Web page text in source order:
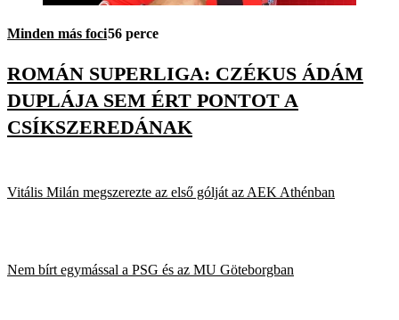
Minden más foci56 perce
ROMÁN SUPERLIGA: CZÉKUS ÁDÁM
DUPLÁJA SEM ÉRT PONTOT A
CSÍKSZEREDÁNAK
Vitális Milán megszerezte az első gólját az AEK Athénban
Nem bírt egymással a PSG és az MU Göteborgban